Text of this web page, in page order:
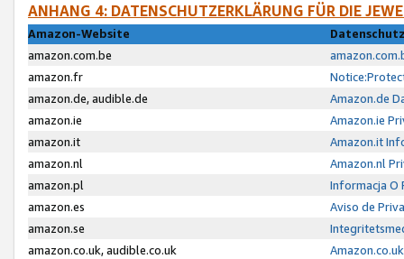
ANHANG 4: DATENSCHUTZERKLÄRUNG FÜR DIE
Amazon-Website
amazon.com.be
amazon.fr
amazon.de, audible.de
Amazon.de
amazon.ie
Amazon.ie
amazon.it
Amazon.it
amazon.nl
Amazon.nl
amazon.pl
Informacja O
amazon.es
Aviso de
amazon.se
amazon.co.uk, audible.co.uk